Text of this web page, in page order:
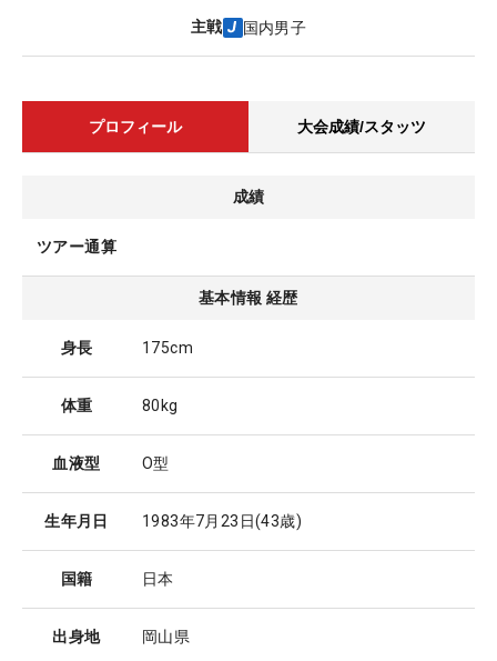
主戦 国内男子
プロフィール 大会成績/スタッツ
成績
ツアー通算
基本情報 経歴
身長 175cm
体重 80kg
血液型 O型
生年月日 1983年7月23日(43歳)
国籍 日本
出身地 岡山県